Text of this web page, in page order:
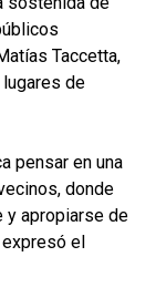
Taccetta,
de
pensar en una
donde
y apropiarse de
el